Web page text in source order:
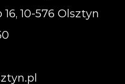
10-576 Olsztyn
950